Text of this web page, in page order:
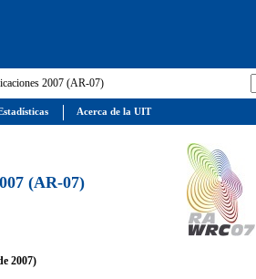
2007 (AR-07)
(AR-07)
2007)
Acerca de la UIT